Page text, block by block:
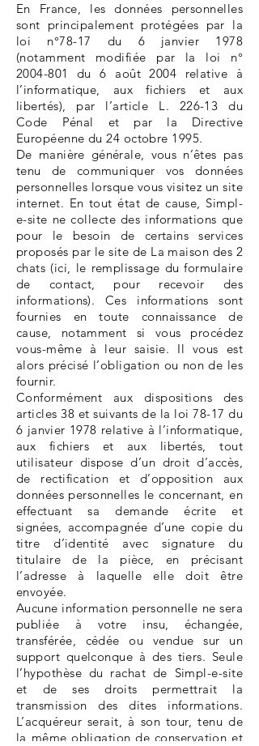
En France, les données personnelles
sont principalement protégées par la
loi n°78-17 du 6 janvier 1978
(notamment modifiée par la loi n°
2004-801
du 6 août 2004 relative à
l’informatique, aux fichiers et aux
libertés), par l’article L. 226-13 du
Code Pénal et par la Directive
Européenne du 24 octobre 1995.
De manière générale, vous n’êtes pas
tenu de communiquer vos données
personnelles lorsque vous visitez un site
internet. En tout état de cause, Simpl-
e-site ne collecte des informations que
pour le besoin de certains services
proposés par le site de La maison des 2
chats (ici, le remplissage du formulaire
de contact, pour recevoir des
informations). Ces informations sont
fournies en toute connaissance de
cause, notamment si vous procédez
vous-même à leur saisie. Il vous est
alors précisé l’obligation ou non de les
fournir.
Conformément aux dispositions des
articles 38 et suivants de la loi 78-17 du
6 janvier 1978 relative à l’informatique,
aux fichiers et aux libertés, tout
utilisateur dispose d’un droit d’accès,
de rectification et d’opposition aux
données personnelles le concernant, en
effectuant sa demande écrite et
signées, accompagnée d’une copie du
titre d’identité avec signature du
titulaire de la pièce, en précisant
l’adresse à laquelle elle doit être
envoyée.
Aucune information personnelle ne sera
publiée à votre insu, échangée,
transférée, cédée ou vendue sur un
support quelconque à des tiers. Seule
l’hypothèse du rachat de Simpl-e-site
et de ses droits permettrait la
transmission des dites informations.
L’acquéreur serait, à son tour, tenu de
la même obligation de conservation et